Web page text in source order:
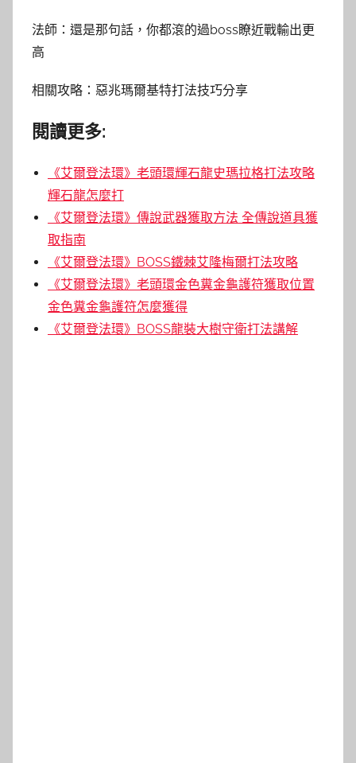
法師：還是那句話，你都滾的過boss瞭近戰輸出更
高
相關攻略：惡兆瑪爾基特打法技巧分享
閱讀更多:
《艾爾登法環》老頭環輝石龍史瑪拉格打法攻略
輝石龍怎麼打
《艾爾登法環》傳說武器獲取方法 全傳說道具獲
取指南
《艾爾登法環》BOSS鐵棘艾隆梅爾打法攻略
《艾爾登法環》老頭環金色糞金龜護符獲取位置
金色糞金龜護符怎麼獲得
《艾爾登法環》BOSS龍裝大樹守衛打法講解